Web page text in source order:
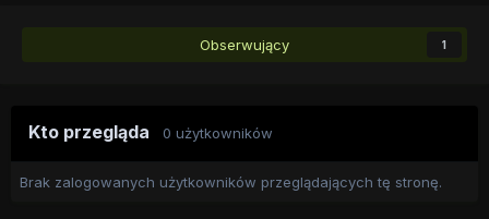
Obserwujący 1
Kto przegląda 0 użytkowników
Brak zalogowanych użytkowników przeglądających tę stronę.